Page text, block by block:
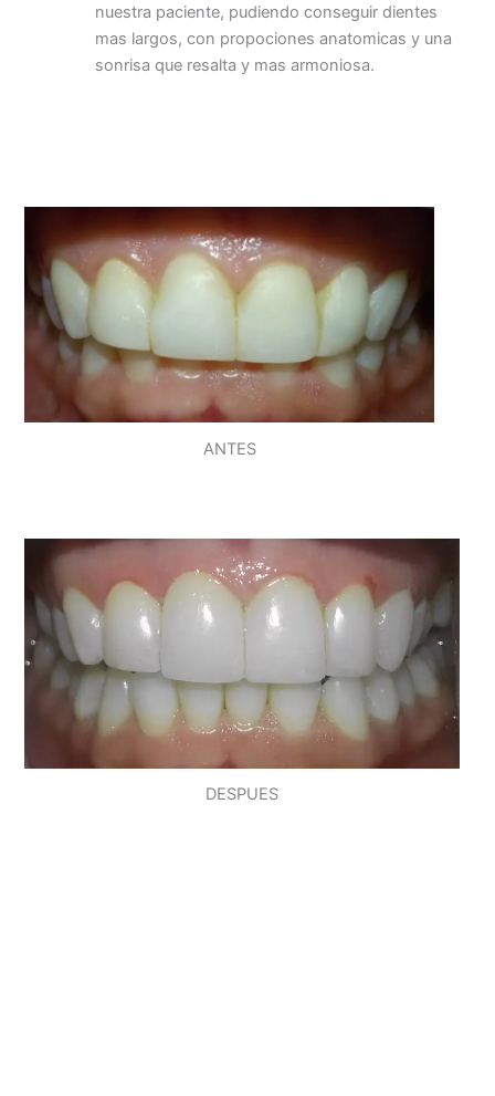
nuestra paciente, pudiendo conseguir dientes
mas largos, con propociones anatomicas y una
sonrisa que resalta y mas armoniosa.
ANTES
DESPUES